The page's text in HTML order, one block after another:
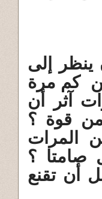
ينظر إلى
كم مرة
آثر أن
من قوة ؟
المرات
صامتا ؟
أن تقنع